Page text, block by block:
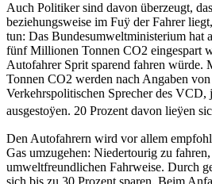
Auch Politiker sind davon überzeugt,
beziehungsweise im Fuÿ der Fahrer
tun: Das Bundesumweltministerium hat
fünf Millionen Tonnen CO2 eingespart
Autofahrer Sprit sparend fahren würde.
Tonnen CO2 werden nach Angaben
Verkehrspolitischen Sprecher des
ausgestoÿen. 20 Prozent davon lieÿen
Den Autofahrern wird vor allem
Gas umzugehen: Niedertourig zu
umweltfreundlichen Fahrweise. Durch
sich bis zu 30 Prozent sparen. Beim